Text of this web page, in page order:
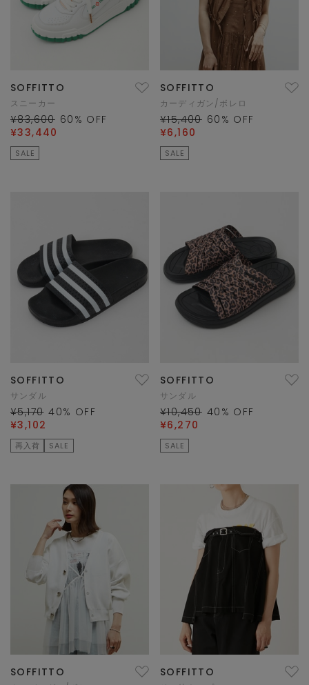
SOFFITTO
スニーカー
¥83,600 60 % OFF
¥33,440
SALE
SOFFITTO
カーディガン/ボレロ
¥15,400 60 % OFF
¥6,160
SALE
SOFFITTO
サンダル
¥5,170 40% OFF
¥3,102
再入荷 SALE
SOFFITTO
サンダル
¥10,450 40 % OFF
¥6,270
SALE
SOFFITTO SOFFITTO